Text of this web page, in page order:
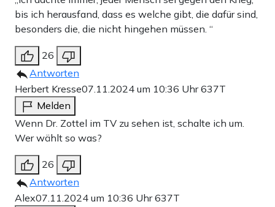
bis ich herausfand, dass es welche gibt, die dafür sind,
besonders die, die nicht hingehen müssen. “
26
Antworten
Herbert Kresse07.11.2024 um 10:36 Uhr637T
Melden
Wenn Dr. Zottel im TV zu sehen ist, schalte ich um.
Wer wählt so was?
26
Antworten
Alex07.11.2024 um 10:36 Uhr637T